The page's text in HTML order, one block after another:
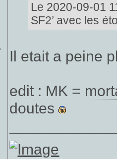
Le 2020-09-01
SF2’ avec les
Il etait a peine
edit : MK =
doutes